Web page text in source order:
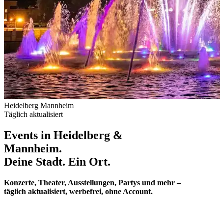
Heidelberg Mannheim
Täglich aktualisiert
Events in Heidelberg &
Mannheim.
Deine Stadt. Ein Ort.
Konzerte, Theater, Ausstellungen, Partys und mehr –
täglich aktualisiert, werbefrei, ohne Account.